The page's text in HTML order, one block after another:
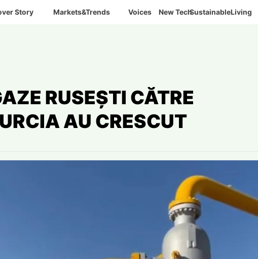
Story Markets&Trends Voices New TechSustainableLiving
RUSEȘTI CĂTRE
AU CRESCUT